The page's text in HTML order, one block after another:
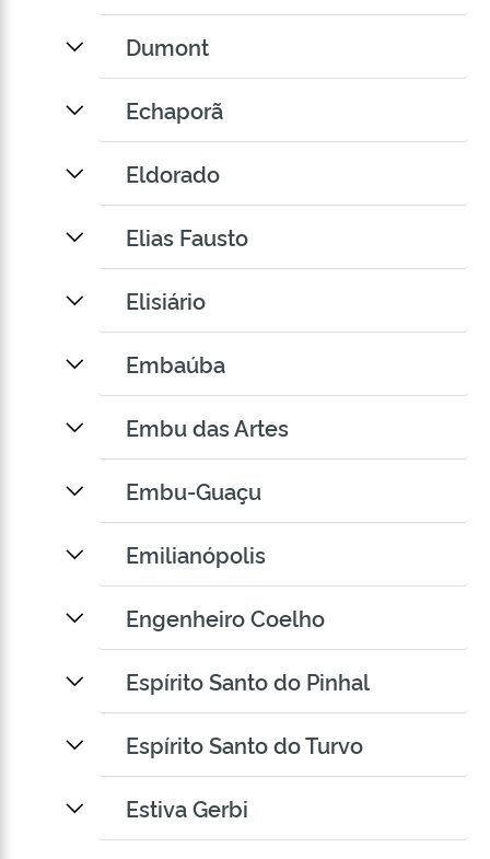
Dumont
Echaporã
Eldorado
Elias Fausto
Elisiário
Embaúba
Embu das Artes
Embu-Guaçu
Emilianópolis
Engenheiro Coelho
Espírito Santo do Pinhal
Espírito Santo do Turvo
Estiva Gerbi